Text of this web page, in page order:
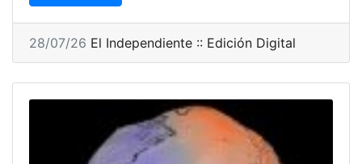
28/07/26 El Independiente :: Edición Digital